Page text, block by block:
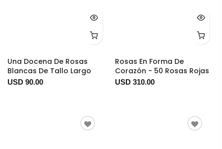
Una Docena De Rosas
Blancas De Tallo Largo
USD 90.00
Rosas En Forma De
Corazón - 50 Rosas Rojas
USD 310.00